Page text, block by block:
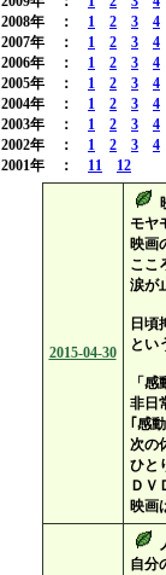
2008年 ： 1 2 3 4
2007年 ： 1 2 3 4
2006年 ： 1 2 3 4
2005年 ： 1 2 3 4
2004年 ： 1 2 3 4
2003年 ： 1 2 3 4
2002年 ： 1 2 3 4
2001年 ： 11 12
2015-04-30
モヤ
映画
ここ
涙が
日頃
とい
「
非日
｢感
次の
ひと
ＤＶ
映画
自分